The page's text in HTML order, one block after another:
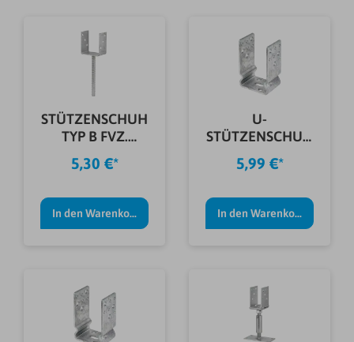
STÜTZENSCHUH
TYP B FVZ.
91X60X100X4,0
MM
5,30 €*
In den Warenkorb
U-
STÜTZENSCHUH
FVZ.
91X60X125X4,5
5,99 €*
In den Warenkorb